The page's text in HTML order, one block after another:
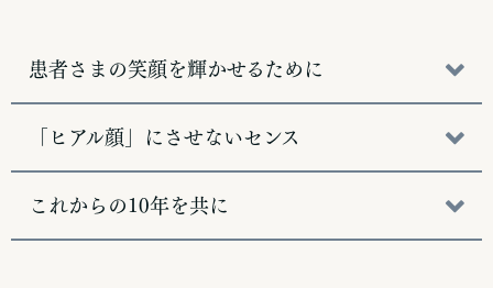
患者さまの笑顔を輝かせるために
「ヒアル顔」にさせないセンス
これからの10年を共に